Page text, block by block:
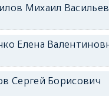
Михаил
Елена
Сергей Борисович